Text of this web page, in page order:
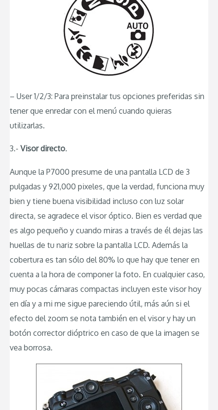
– User 1/2/3: Para preinstalar tus opciones preferidas sin
tener que enredar con el menú cuando quieras
utilizarlas.
3.- Visor directo.
Aunque la P7000 presume de una pantalla LCD de 3
pulgadas y 921,000 pixeles, que la verdad, funciona muy
bien y tiene buena visibilidad incluso con luz solar
directa, se agradece el visor óptico. Bien es verdad que
es algo pequeño y cuando miras a través de él dejas las
huellas de tu nariz sobre la pantalla LCD. Además la
cobertura es tan sólo del 80% lo que hay que tener en
cuenta a la hora de componer la foto. En cualquier caso,
muy pocas cámaras compactas incluyen este visor hoy
en día y a mi me sigue pareciendo útil, más aún si el
efecto del zoom se nota también en el visor y hay un
botón corrector dióptrico en caso de que la imagen se
vea borrosa.